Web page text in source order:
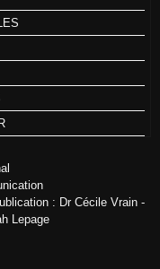
: Dr Cécile Vrain -
Lepage